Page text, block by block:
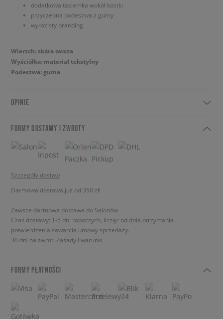
dodatkowa tasiemka wokół kostki
przyczepna podeszwa z gumy
wyrazisty branding
Wierzch: skóra owcza
Wyściółka: materiał tekstylny
Podeszwa: guma
OPINIE
FORMY DOSTAWY I ZWROTY
Szczegóły dostaw
Darmowa dostawa już od 350 zł!
Zawsze darmowa dostawa do Salonów
Czas dostawy: 1-5 dni roboczych, licząc od dnia otrzymania
potwierdzenia zawarcia umowy sprzedaży.
30 dni na zwrot. Zasady i warunki
FORMY PŁATNOŚCI